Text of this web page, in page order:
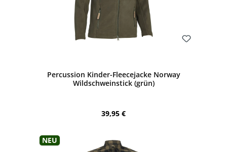
Percussion Kinder-Fleecejacke Norway
Wildschweinstick (grün)
Regulärer Preis:
39,95 €
Neu